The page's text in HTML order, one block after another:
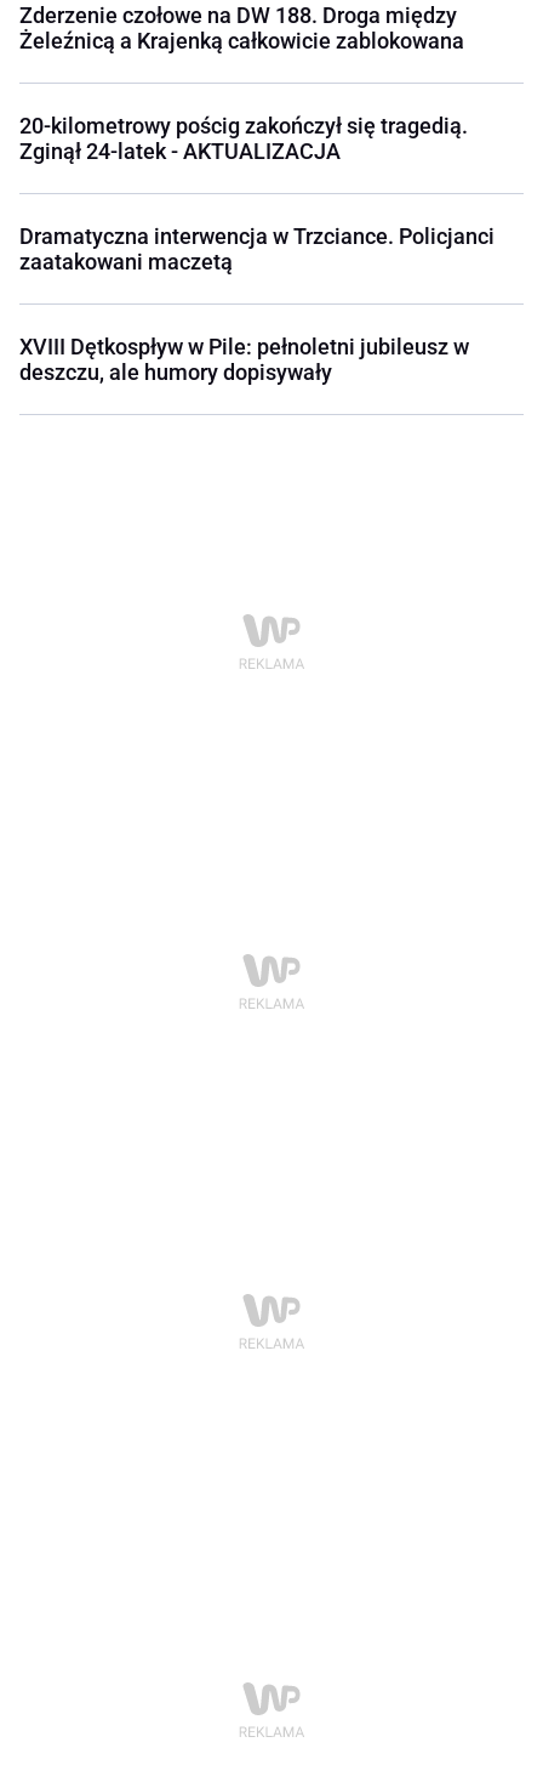
Zderzenie czołowe na DW 188. Droga między
Żeleźnicą a Krajenką całkowicie zablokowana
20-kilometrowy pościg zakończył się tragedią.
Zginął 24-latek - AKTUALIZACJA
Dramatyczna interwencja w Trzciance. Policjanci
zaatakowani maczetą
XVIII Dętkospływ w Pile: pełnoletni jubileusz w
deszczu, ale humory dopisywały